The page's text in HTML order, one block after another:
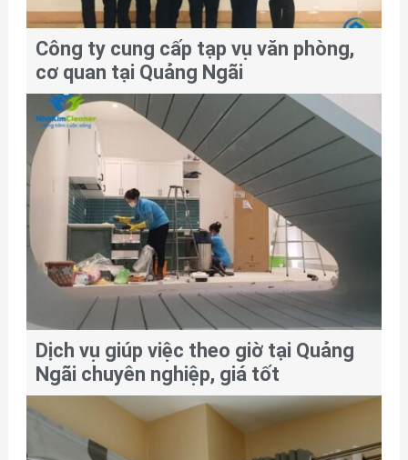
Công ty cung cấp tạp vụ văn phòng,
cơ quan tại Quảng Ngãi
Dịch vụ giúp việc theo giờ tại Quảng
Ngãi chuyên nghiệp, giá tốt